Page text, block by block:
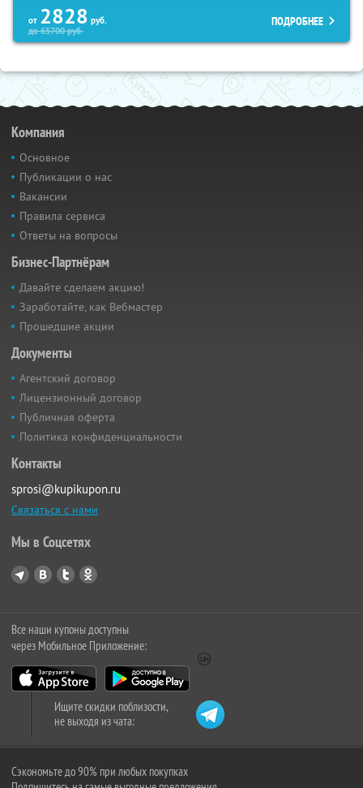
от 2828 руб.
до65700руб.
ПОДРОБНЕЕ
Компания
Основное
Публикации о нас
Вакансии
Правила сервиса
Ответы на вопросы
Бизнес-Партнёрам
Давайте сделаем акцию!
Заработайте, как Вебмастер
Прошедшие акции
Документы
Агентский договор
Лицензионный договор
Публичная оферта
Политика конфиденциальности
Контакты
sprosi@kupikupon.ru
Связаться с нами
Мы в Соцсетях
Все наши купоны доступны
через Мобильное Приложение:
Ищите скидки поблизости,
не выходя из чата:
Сэкономьте до 90% при любых покупках